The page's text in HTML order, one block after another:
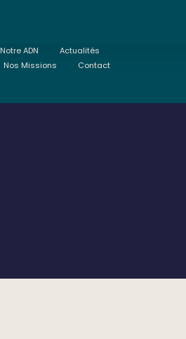
Notre ADN
Actualités
Nos Missions
Contact